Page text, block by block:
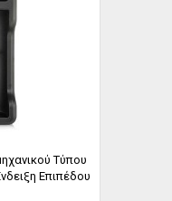
Τύπου
Επιπέδου